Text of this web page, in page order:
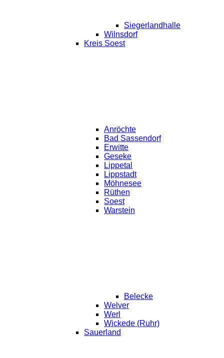
Siegerlandhalle
Wilnsdorf
Kreis Soest
Anröchte
Bad Sassendorf
Erwitte
Geseke
Lippetal
Lippstadt
Möhnesee
Rüthen
Soest
Warstein
Belecke
Welver
Werl
Wickede (Ruhr)
Sauerland